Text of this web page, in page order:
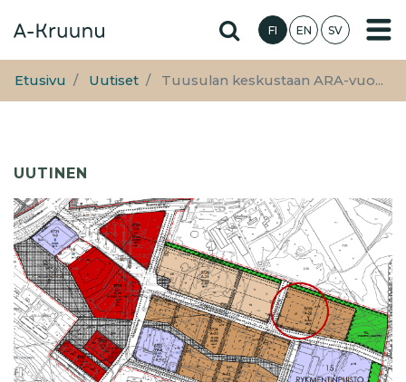
pääsisältöön
Hae sivustolta
FI EN SV
Etusivu Uutiset Tuusulan keskustaan ARA-vuo...
UUTINEN